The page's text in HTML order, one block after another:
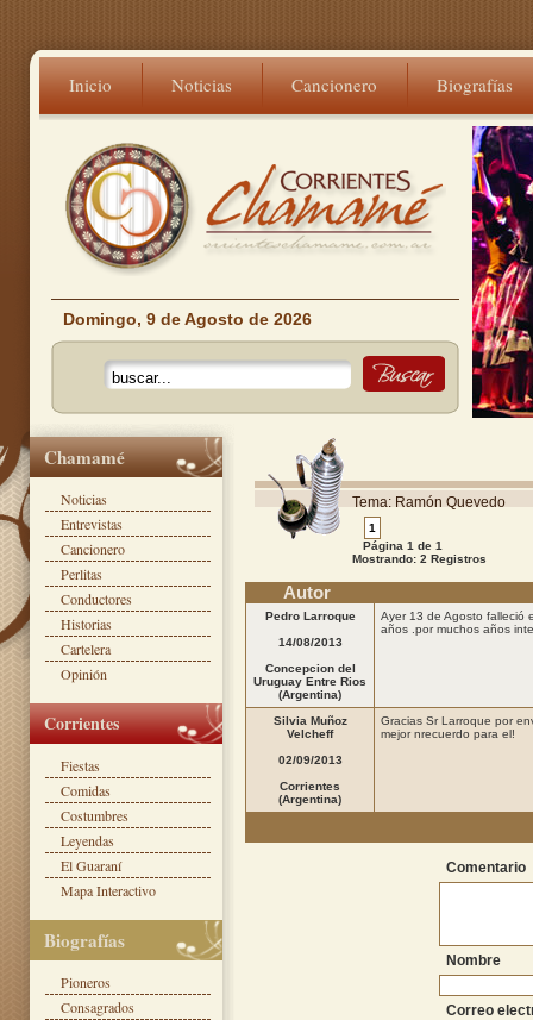
Inicio Noticias Cancionero Biografías
Domingo, 9 de Agosto de 2026
Tema: Ramón Quevedo
1
Página 1 de 1
Mostrando: 2 Registros
Autor
Pedro Larroque
14/08/2013
Concepcion del
Uruguay Entre Rios
(Argentina)
Ayer 13 de Agosto falleció
años .por muchos años
Silvia Muñoz
Velcheff
02/09/2013
Corrientes
(Argentina)
Gracias Sr Larroque por
mejor nrecuerdo para el!
Comentario
Nombre
Correo
Chamamé
Noticias
Entrevistas
Cancionero
Perlitas
Conductores
Historias
Cartelera
Opinión
Corrientes
Fiestas
Comidas
Costumbres
Leyendas
El Guaraní
Mapa Interactivo
Biografías
Pioneros
Consagrados